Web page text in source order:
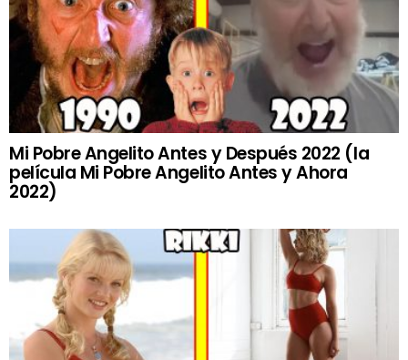
Mi Pobre Angelito Antes y Después 2022 (la
película Mi Pobre Angelito Antes y Ahora
2022)